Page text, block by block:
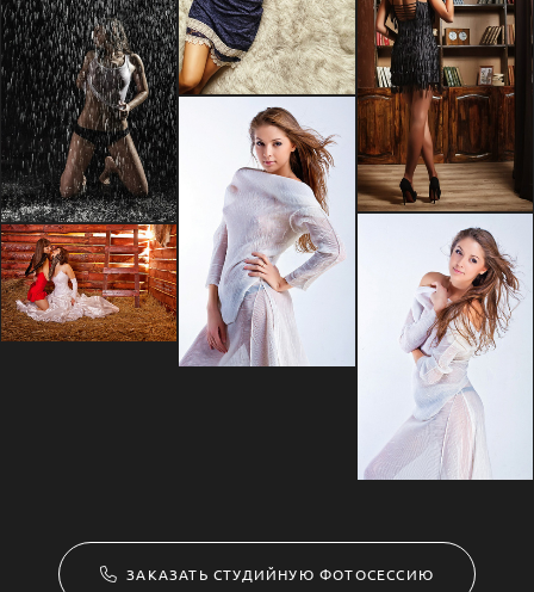
ЗАКАЗАТЬ СТУДИЙНУЮ ФОТОСЕССИЮ